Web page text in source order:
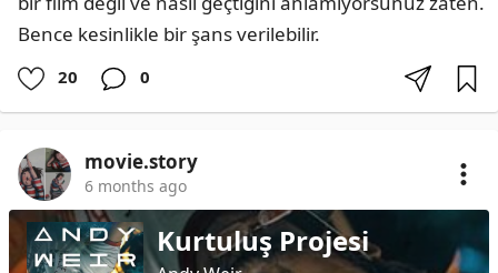
Bence kesinlikle bir şans verilebilir.
20 0
movie.story
6 months ago
Kurtuluş Projesi